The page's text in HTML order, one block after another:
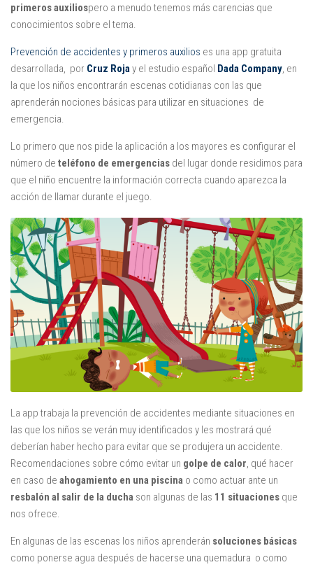
Utilidades
Comomola
Dada Company
Disney
itBook
Kalimba
Marbotic
Mysticmono
Pepi Play
Pocoyó
Sago Sago
Tinybop
primeros auxiliospero a menudo tenemos más carencias que
conocimientos sobre el tema.
Prevención de accidentes y primeros auxilios es una app gratuita
desarrollada, por Cruz Rojay el estudio español Dada Company, en
la que los niños encontrarán escenas cotidianas con las que
aprenderán nociones básicas para utilizar en situaciones de
emergencia.
Lo primero que nos pide la aplicación a los mayores es configurar el
número de teléfono de emergencias del lugar donde residimos para
que el niño encuentre la información correcta cuando aparezca la
acción de llamar durante el juego.
La app trabaja la prevención de accidentes mediante situaciones en
las que los niños se verán muy identificados y les mostrará qué
deberían haber hecho para evitar que se produjera un accidente.
Recomendaciones sobre cómo evitar un golpe de calor , qué hacer
en caso de ahogamiento en una piscina o como actuar ante un
resbalón al salir de la ducha son algunas de las 11 situaciones que
nos ofrece.
En algunas de las escenas los niños aprenderán soluciones básicas
como ponerse agua después de hacerse una quemadura o como